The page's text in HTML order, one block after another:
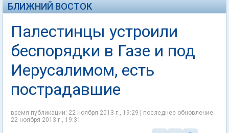
БЛИЖНИЙ ВОСТОК
Палестинцы устроили
беспорядки в Газе и под
Иерусалимом, есть
пострадавшие
время публикации: 22 ноября 2013 г., 19:29 | последнее обновление:
22 ноября 2013 г., 19:31